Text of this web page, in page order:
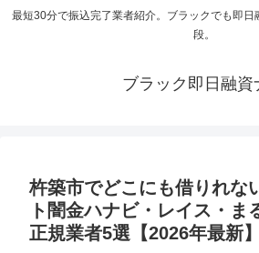
最短30分で振込完了業者紹介。ブラックでも即
段。
ブラック即日融資
杵築市でどこにも借りれな
ト闇金ハナビ・レイス・ま
正規業者5選【2026年最新】